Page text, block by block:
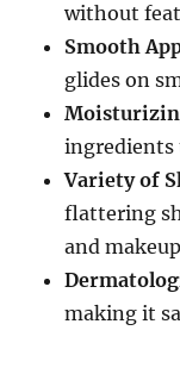
without
Smooth
glides on
ingredients
Variety of
flattering
and
making it